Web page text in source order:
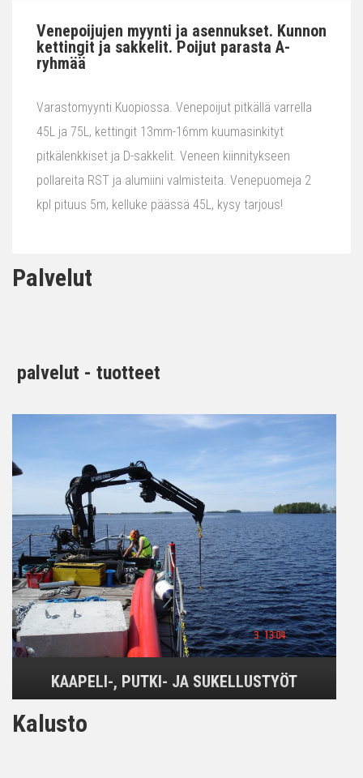
Venepoijujen myynti ja asennukset. Kunnon
kettingit ja sakkelit. Poijut parasta A-
ryhmää
Varastomyynti Kuopiossa. Venepoijut pitkällä varrella
45L ja 75L, kettingit 13mm-16mm kuumasinkityt
pitkälenkkiset ja D-sakkelit. Veneen kiinnitykseen
pollareita RST ja alumiini valmisteita. Venepuomeja 2
kpl pituus 5m, kelluke päässä 45L, kysy tarjous!
Palvelut
palvelut - tuotteet
KAAPELI-, PUTKI- JA SUKELLUSTYÖT
Kalusto